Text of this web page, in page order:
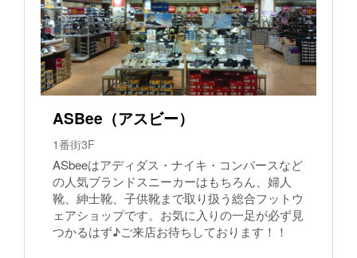
ASBee（アスビー）
1番街3F
ASbeeはアディダス・ナイキ・コンバースなど
の人気ブランドスニーカーはもちろん、婦人
靴、紳士靴、子供靴まで取り扱う総合フットウ
ェアショップです。お気に入りの一足が必ず見
つかるはず♪ご来店お待ちしております！！